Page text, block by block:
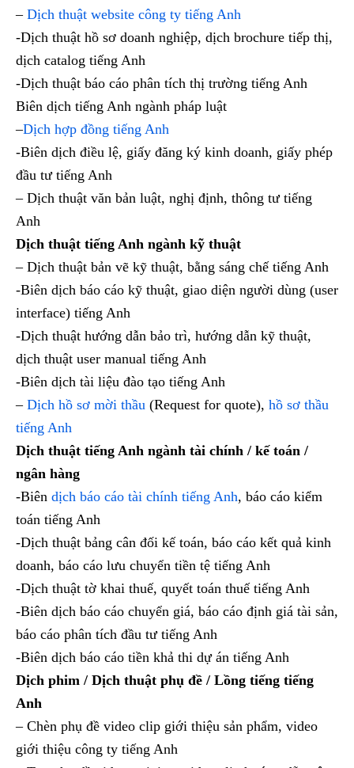
– Dịch thuật website công ty tiếng Anh
-Dịch thuật hồ sơ doanh nghiệp, dịch brochure tiếp thị,
dịch catalog tiếng Anh
-Dịch thuật báo cáo phân tích thị trường tiếng Anh
Biên dịch tiếng Anh ngành pháp luật
–Dịch hợp đồng tiếng Anh
-Biên dịch điều lệ, giấy đăng ký kinh doanh, giấy phép
đầu tư tiếng Anh
– Dịch thuật văn bản luật, nghị định, thông tư tiếng
Anh
Dịch thuật tiếng Anh ngành kỹ thuật
– Dịch thuật bản vẽ kỹ thuật, bằng sáng chế tiếng Anh
-Biên dịch báo cáo kỹ thuật, giao diện người dùng (user
interface) tiếng Anh
-Dịch thuật hướng dẫn bảo trì, hướng dẫn kỹ thuật,
dịch thuật user manual tiếng Anh
-Biên dịch tài liệu đào tạo tiếng Anh
– Dịch hồ sơ mời thầu (Request for quote), hồ sơ thầu
tiếng Anh
Dịch thuật tiếng Anh ngành tài chính / kế toán /
ngân hàng
-Biên dịch báo cáo tài chính tiếng Anh, báo cáo kiểm
toán tiếng Anh
-Dịch thuật bảng cân đối kế toán, báo cáo kết quả kinh
doanh, báo cáo lưu chuyển tiền tệ tiếng Anh
-Dịch thuật tờ khai thuế, quyết toán thuế tiếng Anh
-Biên dịch báo cáo chuyển giá, báo cáo định giá tài sản,
báo cáo phân tích đầu tư tiếng Anh
-Biên dịch báo cáo tiền khả thi dự án tiếng Anh
Dịch phim / Dịch thuật phụ đề / Lồng tiếng tiếng
Anh
– Chèn phụ đề video clip giới thiệu sản phẩm, video
giới thiệu công ty tiếng Anh